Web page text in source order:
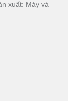
xuất: Máy và